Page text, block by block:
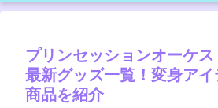
プリンセッションオーケ
最新グッズ一覧！変身アイ
商品を紹介